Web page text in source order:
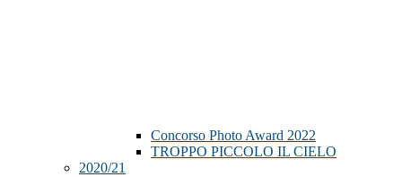
Concorso Photo Award 2022
TROPPO PICCOLO IL CIELO
2020/21